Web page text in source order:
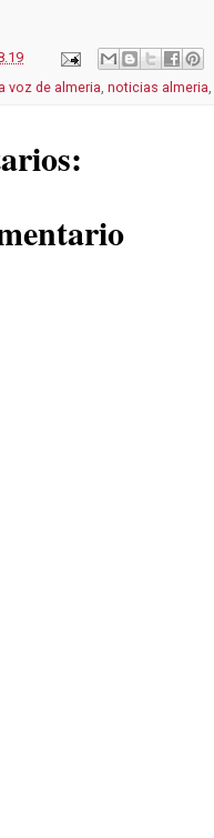
la voz de almeria, noticias almeria,